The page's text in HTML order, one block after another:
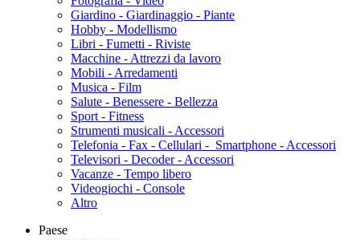
Giardino - Giardinaggio - Piante
Hobby - Modellismo
Libri - Fumetti - Riviste
Macchine - Attrezzi da lavoro
Mobili - Arredamenti
Musica - Film
Salute - Benessere - Bellezza
Sport - Fitness
Strumenti musicali - Accessori
Telefonia - Fax - Cellulari - Smartphone - Accessori
Televisori - Decoder - Accessori
Vacanze - Tempo libero
Videogiochi - Console
Altro
Paese